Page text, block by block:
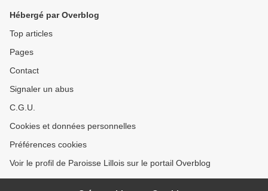
Hébergé par Overblog
Top articles
Pages
Contact
Signaler un abus
C.G.U.
Cookies et données personnelles
Préférences cookies
Voir le profil de Paroisse Lillois sur le portail Overblog